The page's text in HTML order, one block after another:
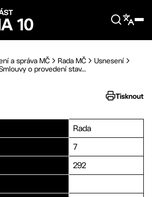
a správa MČ Rada MČ
Usnesení
o provedení stav...
Tisknout
Rada
7
292